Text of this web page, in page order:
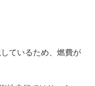
ているため、燃費が